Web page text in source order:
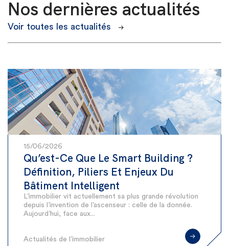
Nos dernières actualités
Voir toutes les actualités
15/06/2026
Qu’est-Ce Que Le Smart Building ?
Définition, Piliers Et Enjeux Du
Bâtiment Intelligent
L’immobilier vit actuellement sa plus grande révolution
depuis l’invention de l’ascenseur : celle de la donnée.
Aujourd’hui, face aux...
Actualités de l’immobilier